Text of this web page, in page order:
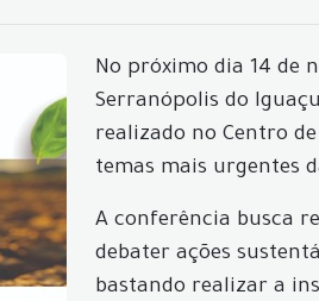
No próximo dia 14 de
Serranópolis do
realizado no Centro
temas mais urgentes
A conferência busca
debater ações
bastando realizar a